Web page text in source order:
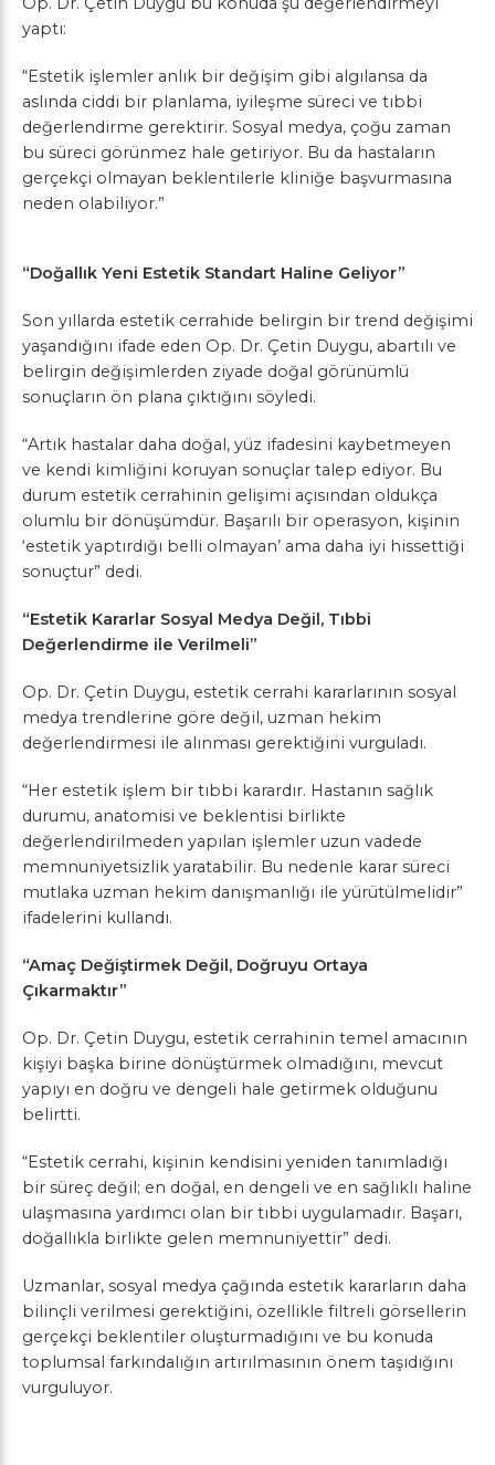
yaptı:
“Estetik işlemler anlık bir değişim gibi algılansa da
aslında ciddi bir planlama, iyileşme süreci ve tıbbi
değerlendirme gerektirir. Sosyal medya, çoğu zaman
bu süreci görünmez hale getiriyor. Bu da hastaların
gerçekçi olmayan beklentilerle kliniğe başvurmasına
neden olabiliyor.”
“Doğallık Yeni Estetik Standart Haline Geliyor”
Son yıllarda estetik cerrahide belirgin bir trend değişimi
yaşandığını ifade eden Op. Dr. Çetin Duygu, abartılı ve
belirgin değişimlerden ziyade doğal görünümlü
sonuçların ön plana çıktığını söyledi.
“Artık hastalar daha doğal, yüz ifadesini kaybetmeyen
ve kendi kimliğini koruyan sonuçlar talep ediyor. Bu
durum estetik cerrahinin gelişimi açısından oldukça
olumlu bir dönüşümdür. Başarılı bir operasyon, kişinin
‘estetik yaptırdığı belli olmayan’ ama daha iyi hissettiği
sonuçtur” dedi.
“Estetik Kararlar Sosyal Medya Değil, Tıbbi
Değerlendirme ile Verilmeli”
Op. Dr. Çetin Duygu, estetik cerrahi kararlarının sosyal
medya trendlerine göre değil, uzman hekim
değerlendirmesi ile alınması gerektiğini vurguladı.
“Her estetik işlem bir tıbbi karardır. Hastanın sağlık
durumu, anatomisi ve beklentisi birlikte
değerlendirilmeden yapılan işlemler uzun vadede
memnuniyetsizlik yaratabilir. Bu nedenle karar süreci
mutlaka uzman hekim danışmanlığı ile yürütülmelidir”
ifadelerini kullandı.
“Amaç Değiştirmek Değil, Doğruyu Ortaya
Çıkarmaktır”
Op. Dr. Çetin Duygu, estetik cerrahinin temel amacının
kişiyi başka birine dönüştürmek olmadığını, mevcut
yapıyı en doğru ve dengeli hale getirmek olduğunu
belirtti.
“Estetik cerrahi, kişinin kendisini yeniden tanımladığı
bir süreç değil; en doğal, en dengeli ve en sağlıklı haline
ulaşmasına yardımcı olan bir tıbbi uygulamadır. Başarı,
doğallıkla birlikte gelen memnuniyettir” dedi.
Uzmanlar, sosyal medya çağında estetik kararların daha
bilinçli verilmesi gerektiğini, özellikle filtreli görsellerin
gerçekçi beklentiler oluşturmadığını ve bu konuda
toplumsal farkındalığın artırılmasının önem taşıdığını
vurguluyor.